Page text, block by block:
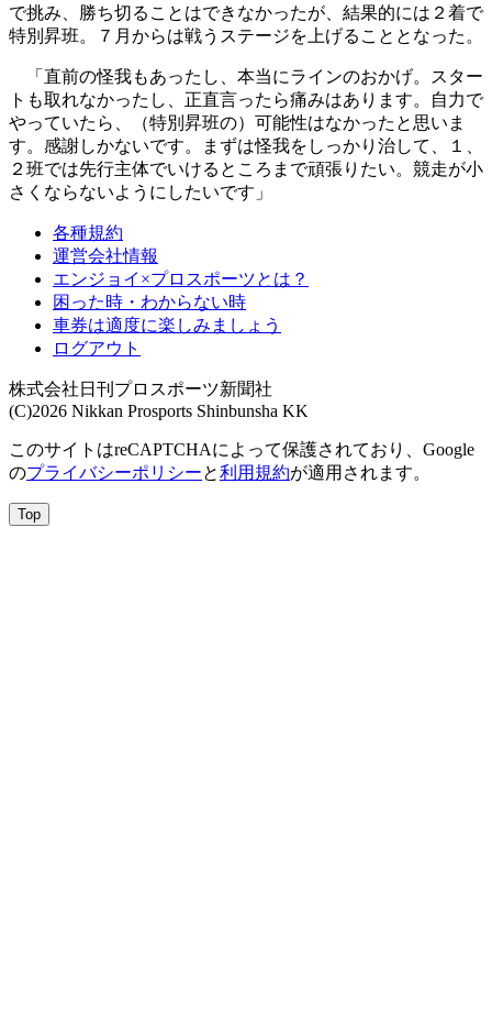
で挑み、勝ち切ることはできなかったが、結果的には２着で
特別昇班。７月からは戦うステージを上げることとなった。
「直前の怪我もあったし、本当にラインのおかげ。スター
トも取れなかったし、正直言ったら痛みはあります。自力で
やっていたら、（特別昇班の）可能性はなかったと思いま
す。感謝しかないです。まずは怪我をしっかり治して、１、
２班では先行主体でいけるところまで頑張りたい。競走が小
さくならないようにしたいです」
各種規約
運営会社情報
エンジョイ×プロスポーツとは？
困った時・わからない時
車券は適度に楽しみましょう
ログアウト
株式会社日刊プロスポーツ新聞社
(C)2026 Nikkan Prosports Shinbunsha KK
このサイトはreCAPTCHAによって保護されており、Google
のプライバシーポリシーと利用規約が適用されます。
Top